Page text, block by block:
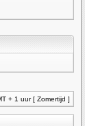
+ 1 uur [ Zomertijd ]